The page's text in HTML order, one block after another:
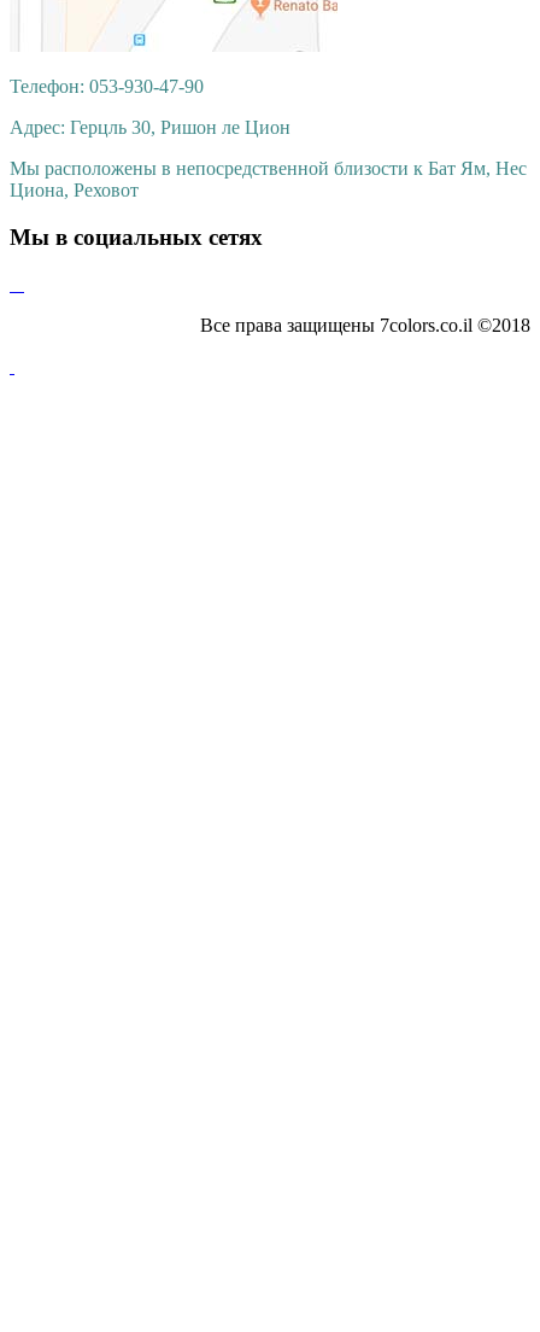
Телефон: 053-930-47-90
Адрес: Герцль 30, Ришон ле Цион
Мы расположены в непосредственной близости к Бат Ям, Нес
Циона, Реховот
Мы в социальных сетях
Все права защищены 7colors.co.il ©2018